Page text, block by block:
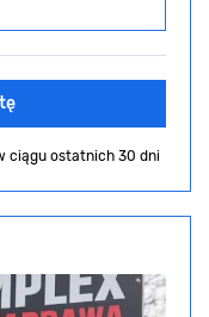
ciągu ostatnich 30 dni